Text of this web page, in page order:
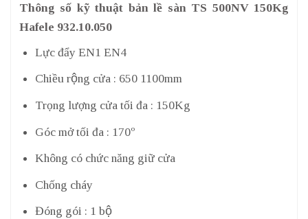
Thông số kỹ thuật bản lề sàn TS 500NV 150Kg
Hafele 932.10.050
Lực đẩy EN1 EN4
Chiều rộng cửa : 650 1100mm
Trọng lượng cửa tối đa : 150Kg
Góc mở tối đa : 170º
Không có chức năng giữ cửa
Chống cháy
Đóng gói : 1 bộ